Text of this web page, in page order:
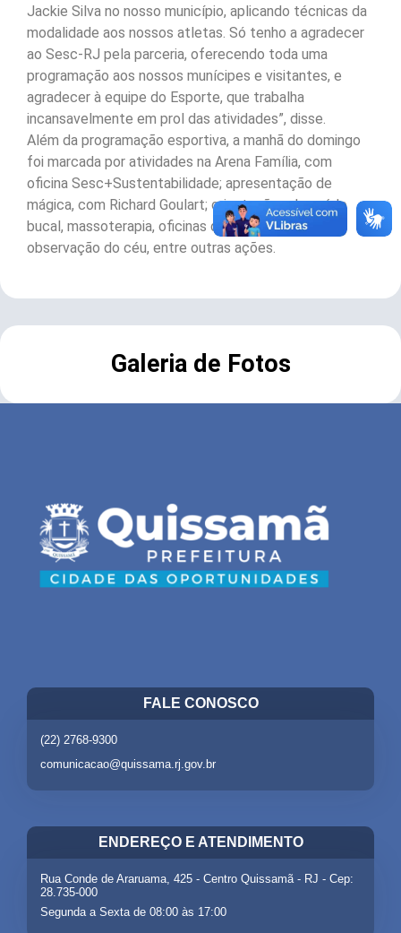
Jackie Silva no nosso município, aplicando técnicas da
modalidade aos nossos atletas. Só tenho a agradecer
ao Sesc-RJ pela parceria, oferecendo toda uma
programação aos nossos munícipes e visitantes, e
agradecer à equipe do Esporte, que trabalha
incansavelmente em prol das atividades”, disse.
Além da programação esportiva, a manhã do domingo
foi marcada por atividades na Arena Família, com
oficina Sesc+Sustentabilidade; apresentação de
mágica, com Richard Goulart; orientações de saúde
bucal, massoterapia, oficinas de criatividade, e de
observação do céu, entre outras ações.
Galeria de Fotos
FALE CONOSCO
(22) 2768-9300
comunicacao@quissama.rj.gov.br
ENDEREÇO E ATENDIMENTO
Rua Conde de Araruama, 425 - Centro Quissamã - RJ - Cep:
28.735-000
Segunda a Sexta de 08:00 às 17:00